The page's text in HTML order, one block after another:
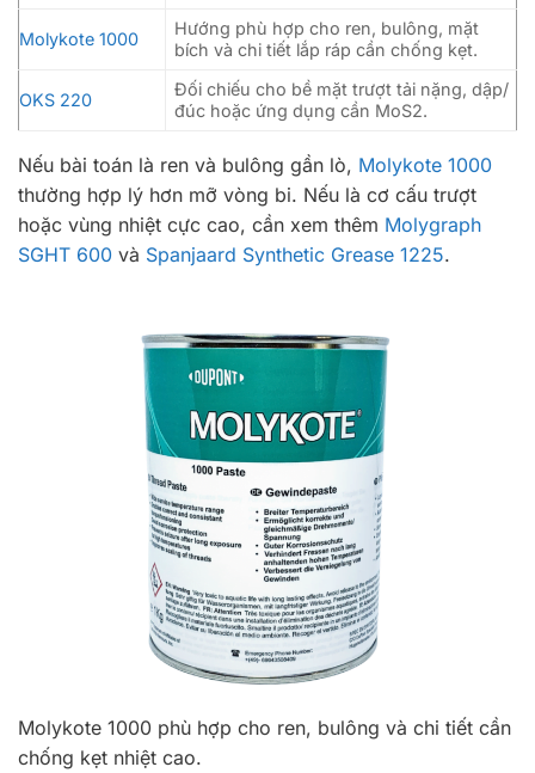
Molykote 1000
Hướng phù hợp cho ren, bulông, mặt
bích và chi tiết lắp ráp cần chống kẹt.
OKS 220
Đối chiếu cho bề mặt trượt tải nặng, dập/
đúc hoặc ứng dụng cần MoS2.
Nếu bài toán là ren và bulông gần lò, Molykote 1000
thường hợp lý hơn mỡ vòng bi. Nếu là cơ cấu trượt
hoặc vùng nhiệt cực cao, cần xem thêm Molygraph
SGHT 600 và Spanjaard Synthetic Grease 1225.
Molykote 1000 phù hợp cho ren, bulông và chi tiết cần
chống kẹt nhiệt cao.